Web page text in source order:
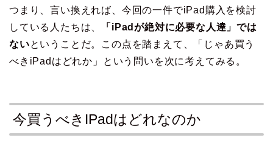
つまり、言い換えれば、今回の一件でiPad購入を検討
している人たちは、
「iPadが絶対に必要な人達」では
ないということだ。この点を踏まえて、「じゃあ買う
べきiPadはどれか」という問いを次に考えてみる。
今買うべきIPadはどれなのか